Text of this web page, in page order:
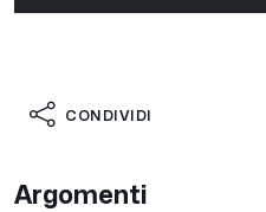
CONDIVIDI
Argomenti